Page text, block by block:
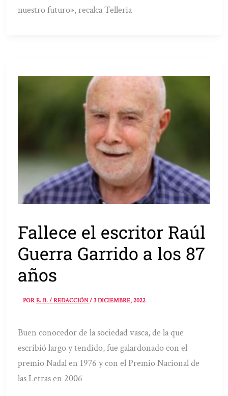
nuestro futuro», recalca Telleria
Fallece el escritor Raúl
Guerra Garrido a los 87
años
PORE. B. / REDACCIÓN/3 DICIEMBRE, 2022
Buen conocedor de la sociedad vasca, de la que
escribió largo y tendido, fue galardonado con el
premio Nadal en 1976 y con el Premio Nacional de
las Letras en 2006